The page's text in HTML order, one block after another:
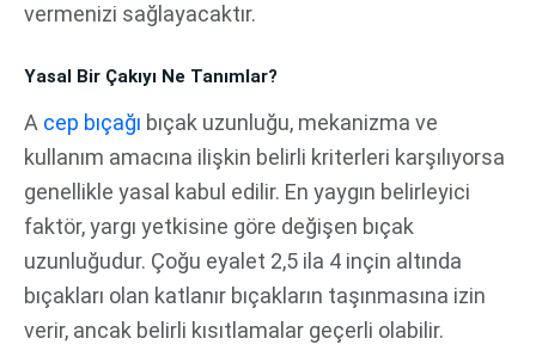
vermenizi sağlayacaktır.
Yasal Bir Çakıyı Ne Tanımlar?
A cep bıçağı bıçak uzunluğu, mekanizma ve
kullanım amacına ilişkin belirli kriterleri karşılıyorsa
genellikle yasal kabul edilir. En yaygın belirleyici
faktör, yargı yetkisine göre değişen bıçak
uzunluğudur. Çoğu eyalet 2,5 ila 4 inçin altında
bıçakları olan katlanır bıçakların taşınmasına izin
verir, ancak belirli kısıtlamalar geçerli olabilir.